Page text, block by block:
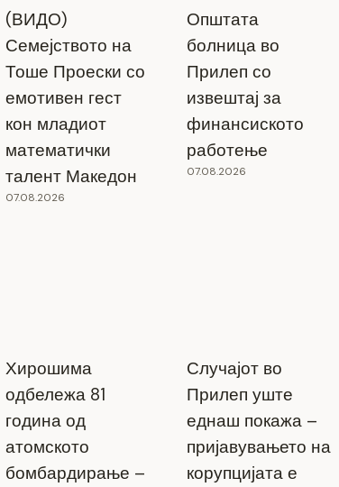
(ВИДО)
Семејството на
Тоше Проески со
емотивен гест
кон младиот
математички
талент Македон
07.08.2026
Општата
болница во
Прилеп со
извештај за
финансиското
работење
07.08.2026
Хирошима
одбележа 81
година од
атомското
бомбардирање –
Случајот во
Прилеп уште
еднаш покажа –
пријавувањето на
корупцијата е